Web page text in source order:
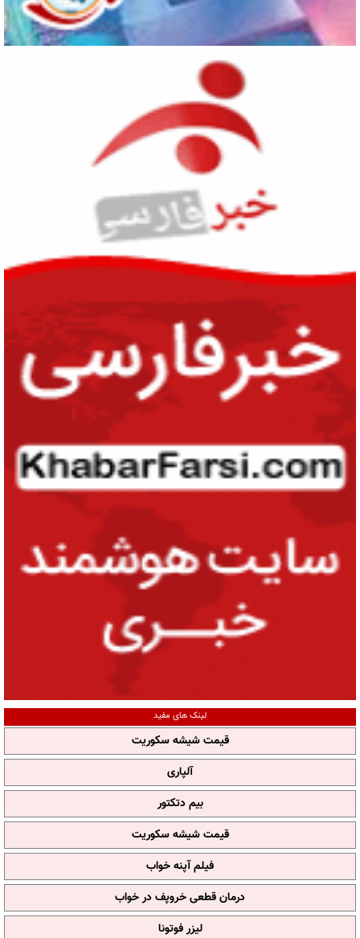
لینک های مفید
قیمت شیشه سکوریت
آلپاری
بیم دتکتور
قیمت شیشه سکوریت
فیلم آپنه خواب
درمان قطعی خروپف در خواب
لیزر فوتونا